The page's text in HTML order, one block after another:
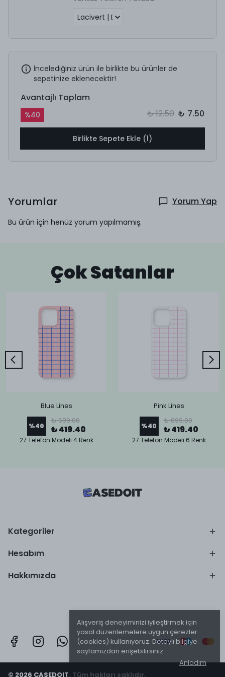
Alışveriş deneyiminizi iyileştirmek için
yasal düzenlemelere uygun çerezler
(cookies) kullanıyoruz. Detaylı bilgiye
sayfamızdan erişebilirsiniz.
Anladım
İncelediğiniz ürün ile birlikte bu ürünler de
sepetinize eklenecektir!
Avantajlı Toplam
%40 ₺ 12.50 ₺ 7.50
Birlikte Sepete Ekle (1)
Yorumlar Yorum Yap
Bu ürün için henüz yorum yapılmamış.
Çok Satanlar
Blue Lines
%40
₺ 699.00
₺ 419.40
27 Telefon Modeli 4 Renk
Pink Lines
%40
₺ 699.00
₺ 419.40
27 Telefon Modeli 6 Renk
Kategoriler
Hesabım
Hakkımızda
© 2026 CASEDOIT. Tüm hakları saklıdır.